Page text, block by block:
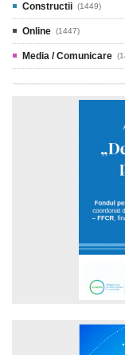
Constructii (1449)
Online (1447)
Media / Comunicare